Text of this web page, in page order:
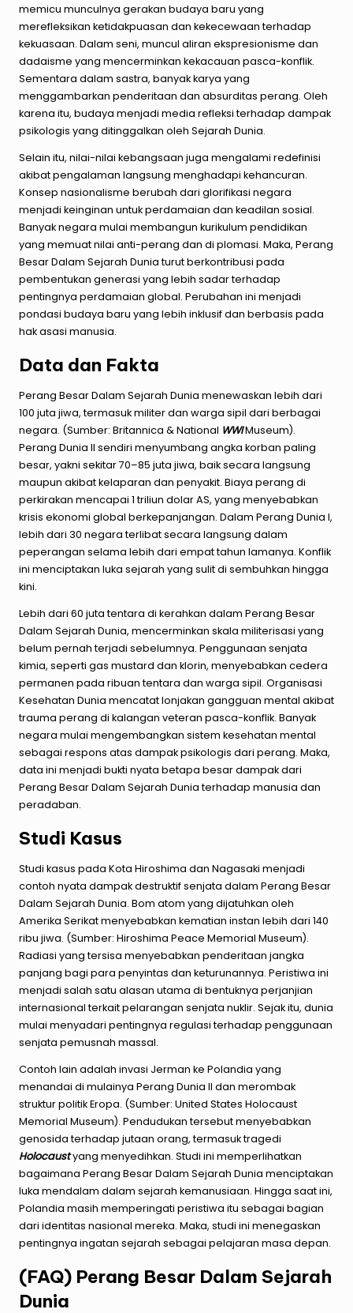
memicu munculnya gerakan budaya baru yang
merefleksikan ketidakpuasan dan kekecewaan terhadap
kekuasaan. Dalam seni, muncul aliran ekspresionisme dan
dadaisme yang mencerminkan kekacauan pasca-konflik.
Sementara dalam sastra, banyak karya yang
menggambarkan penderitaan dan absurditas perang. Oleh
karena itu, budaya menjadi media refleksi terhadap dampak
psikologis yang ditinggalkan oleh Sejarah Dunia.
Selain itu, nilai-nilai kebangsaan juga mengalami redefinisi
akibat pengalaman langsung menghadapi kehancuran.
Konsep nasionalisme berubah dari glorifikasi negara
menjadi keinginan untuk perdamaian dan keadilan sosial.
Banyak negara mulai membangun kurikulum pendidikan
yang memuat nilai anti-perang dan di plomasi. Maka, Perang
Besar Dalam Sejarah Dunia turut berkontribusi pada
pembentukan generasi yang lebih sadar terhadap
pentingnya perdamaian global. Perubahan ini menjadi
pondasi budaya baru yang lebih inklusif dan berbasis pada
hak asasi manusia.
Data dan Fakta
Perang Besar Dalam Sejarah Dunia menewaskan lebih dari
100 juta jiwa, termasuk militer dan warga sipil dari berbagai
negara. (Sumber: Britannica & National WWIMuseum).
Perang Dunia II sendiri menyumbang angka korban paling
besar, yakni sekitar 70–85 juta jiwa, baik secara langsung
maupun akibat kelaparan dan penyakit. Biaya perang di
perkirakan mencapai 1 triliun dolar AS, yang menyebabkan
krisis ekonomi global berkepanjangan. Dalam Perang Dunia I,
lebih dari 30 negara terlibat secara langsung dalam
peperangan selama lebih dari empat tahun lamanya. Konflik
ini menciptakan luka sejarah yang sulit di sembuhkan hingga
kini.
Lebih dari 60 juta tentara di kerahkan dalam Perang Besar
Dalam Sejarah Dunia, mencerminkan skala militerisasi yang
belum pernah terjadi sebelumnya. Penggunaan senjata
kimia, seperti gas mustard dan klorin, menyebabkan cedera
permanen pada ribuan tentara dan warga sipil. Organisasi
Kesehatan Dunia mencatat lonjakan gangguan mental akibat
trauma perang di kalangan veteran pasca-konflik. Banyak
negara mulai mengembangkan sistem kesehatan mental
sebagai respons atas dampak psikologis dari perang. Maka,
data ini menjadi bukti nyata betapa besar dampak dari
Perang Besar Dalam Sejarah Dunia terhadap manusia dan
peradaban.
Studi Kasus
Studi kasus pada Kota Hiroshima dan Nagasaki menjadi
contoh nyata dampak destruktif senjata dalam Perang Besar
Dalam Sejarah Dunia. Bom atom yang dijatuhkan oleh
Amerika Serikat menyebabkan kematian instan lebih dari 140
ribu jiwa. (Sumber: Hiroshima Peace Memorial Museum).
Radiasi yang tersisa menyebabkan penderitaan jangka
panjang bagi para penyintas dan keturunannya. Peristiwa ini
menjadi salah satu alasan utama di bentuknya perjanjian
internasional terkait pelarangan senjata nuklir. Sejak itu, dunia
mulai menyadari pentingnya regulasi terhadap penggunaan
senjata pemusnah massal.
Contoh lain adalah invasi Jerman ke Polandia yang
menandai di mulainya Perang Dunia II dan merombak
struktur politik Eropa. (Sumber: United States Holocaust
Memorial Museum). Pendudukan tersebut menyebabkan
genosida terhadap jutaan orang, termasuk tragedi
Holocaustyang menyedihkan. Studi ini memperlihatkan
bagaimana Perang Besar Dalam Sejarah Dunia menciptakan
luka mendalam dalam sejarah kemanusiaan. Hingga saat ini,
Polandia masih memperingati peristiwa itu sebagai bagian
dari identitas nasional mereka. Maka, studi ini menegaskan
pentingnya ingatan sejarah sebagai pelajaran masa depan.
(FAQ) Perang Besar Dalam Sejarah
Dunia